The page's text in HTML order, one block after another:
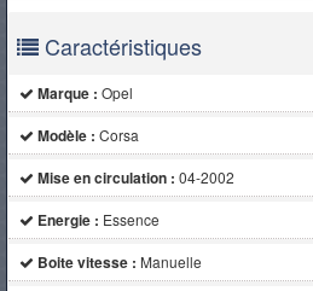
Caractéristiques
Marque : Opel
Modèle : Corsa
Mise en circulation : 04-2002
Energie : Essence
Boite vitesse : Manuelle